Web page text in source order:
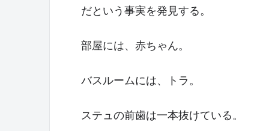
だという事実を発見する。
部屋には、赤ちゃん。
バスルームには、トラ。
ステュの前歯は一本抜けている。